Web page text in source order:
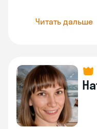
Читать дальше